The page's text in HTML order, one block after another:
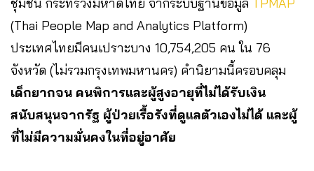
ชุมชน กระทรวงมหาดไทย จากระบบฐานข้อมูล TPMAP
(Thai People Map and Analytics Platform)
ประเทศไทยมีคนเปราะบาง 10,754,205 คน ใน 76
จังหวัด (ไม่รวมกรุงเทพมหานคร) คำนิยามนี้ครอบคลุม
เด็กยากจน คนพิการและผู้สูงอายุที่ไม่ได้รับเงิน
สนับสนุนจากรัฐ ผู้ป่วยเรื้อรังที่ดูแลตัวเองไม่ได้ และผู้
ที่ไม่มีความมั่นคงในที่อยู่อาศัย